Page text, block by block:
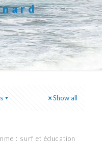
Show all
: surf et éducation